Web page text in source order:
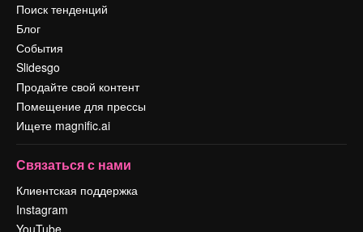
Поиск тенденций
Блог
События
Slidesgo
Продайте свой контент
Помещение для прессы
Ищете magnific.ai
Связаться с нами
Клиентская поддержка
Instagram